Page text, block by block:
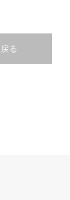
る